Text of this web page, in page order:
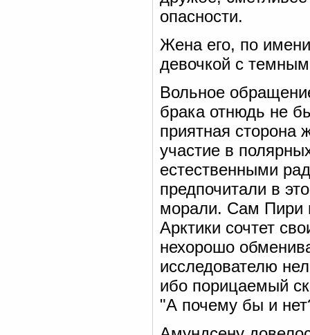
опасности.
Жена его, по
девочкой с
Вольное
брака отнюдь не
приятная сторона
участие в
естественными
предпочитали в
морали. Сам Пири
Арктики сочтет
нехорошо
исследователю
ибо порицаемый
"А почему бы и